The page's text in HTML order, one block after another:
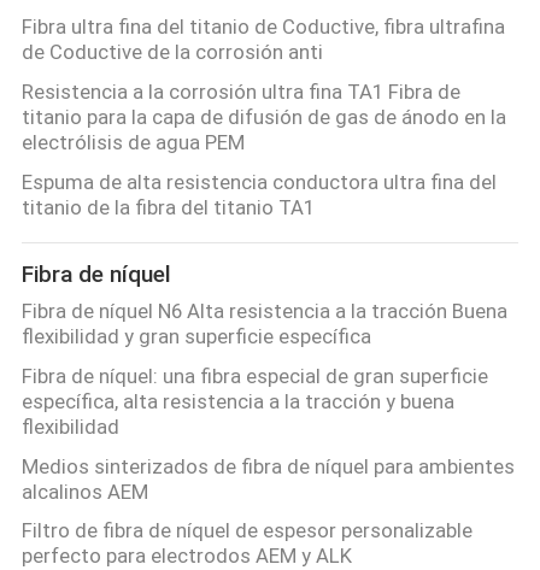
BLOG
PIDA
UNA
CITA
MAPA
DEL
SITIO
POLÍTICAS
DE
PRIVACIDAD
Fibra ultra fina del titanio de Coductive, fibra ultrafina
de Coductive de la corrosión anti
Resistencia a la corrosión ultra fina TA1 Fibra de
titanio para la capa de difusión de gas de ánodo en la
electrólisis de agua PEM
Espuma de alta resistencia conductora ultra fina del
titanio de la fibra del titanio TA1
Fibra de níquel
Fibra de níquel N6 Alta resistencia a la tracción Buena
flexibilidad y gran superficie específica
Fibra de níquel: una fibra especial de gran superficie
específica, alta resistencia a la tracción y buena
flexibilidad
Medios sinterizados de fibra de níquel para ambientes
alcalinos AEM
Filtro de fibra de níquel de espesor personalizable
perfecto para electrodos AEM y ALK